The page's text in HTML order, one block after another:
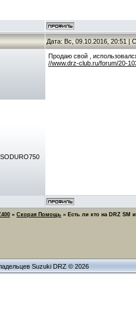
Дата: Вс, 09.10.2016, 20:51 |
Продаю свой ,
//www.drz-club.ru/forum/20-
» Скорая Помощь » Есть ли кто на DRZ SM
Suzuki DRZ © 2026